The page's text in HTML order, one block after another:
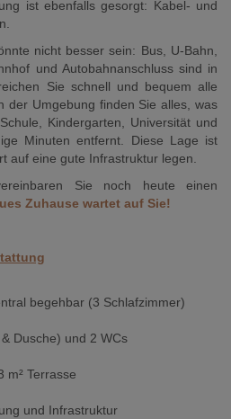
ist ebenfalls gesorgt: Kabel- und
nicht besser sein: Bus, U-Bahn,
und Autobahnanschluss sind in
Sie schnell und bequem alle
der Umgebung finden Sie alles, was
Kindergarten, Universität und
Minuten entfernt. Diese Lage ist
auf eine gute Infrastruktur legen.
Sie noch heute einen
Zuhause wartet auf Sie!
begehbar (3 Schlafzimmer)
Dusche) und 2 WCs
m² Terrasse
und Infrastruktur